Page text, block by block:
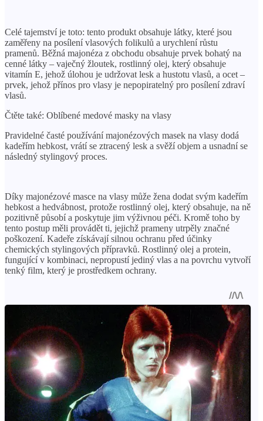
Celé tajemství je toto: tento produkt obsahuje látky, které jsou
zaměřeny na posílení vlasových folikulů a urychlení růstu
pramenů. Běžná majonéza z obchodu obsahuje prvek bohatý na
cenné látky – vaječný žloutek, rostlinný olej, který obsahuje
vitamín E, jehož úlohou je udržovat lesk a hustotu vlasů, a ocet –
prvek, jehož přínos pro vlasy je nepopiratelný pro posílení zdraví
vlasů.
Čtěte také: Oblíbené medové masky na vlasy
Pravidelné časté používání majonézových masek na vlasy dodá
kadeřím hebkost, vrátí se ztracený lesk a svěží objem a usnadní se
následný stylingový proces.
Díky majonézové masce na vlasy může žena dodat svým kadeřím
hebkost a hedvábnost, protože rostlinný olej, který obsahuje, na ně
pozitivně působí a poskytuje jim výživnou péči. Kromě toho by
tento postup měli provádět ti, jejichž prameny utrpěly značné
poškození. Kadeře získávají silnou ochranu před účinky
chemických stylingových přípravků. Rostlinný olej a protein,
fungující v kombinaci, nepropustí jediný vlas a na povrchu vytvoří
tenký film, který je prostředkem ochrany.